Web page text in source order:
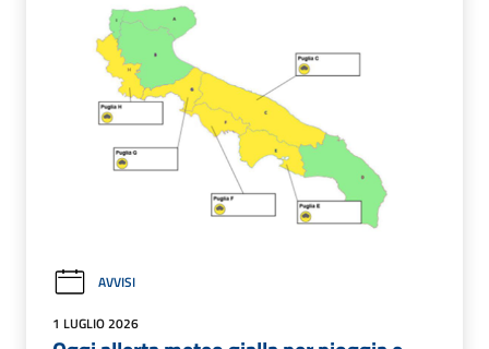
AVVISI
1 LUGLIO 2026